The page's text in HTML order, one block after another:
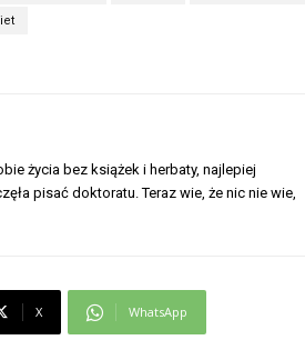
życia bez książek i herbaty, najlepiej
pisać doktoratu. Teraz wie, że nic nie wie,
X WhatsApp